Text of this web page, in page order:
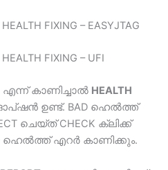
FIXING – EASYJTAG
FIXING – UFI
എന്ന് കാണിച്ചാൽ HEALTH
ഉണ്ട്. BAD ഹെൽത്ത്
ചെയ്ത് CHECK ക്ലിക്ക്
ഹെൽത്ത് എറർ കാണിക്കും.